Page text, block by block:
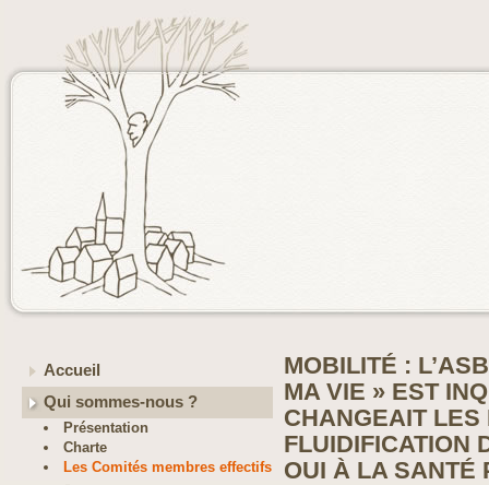
Accueil
Qui sommes-nous ?
Présentation
Charte
Les Comités membres effectifs
MOBILITÉ :
MA VIE » EST
CHANGEAIT
FLUIDIFICATION
OUI À LA